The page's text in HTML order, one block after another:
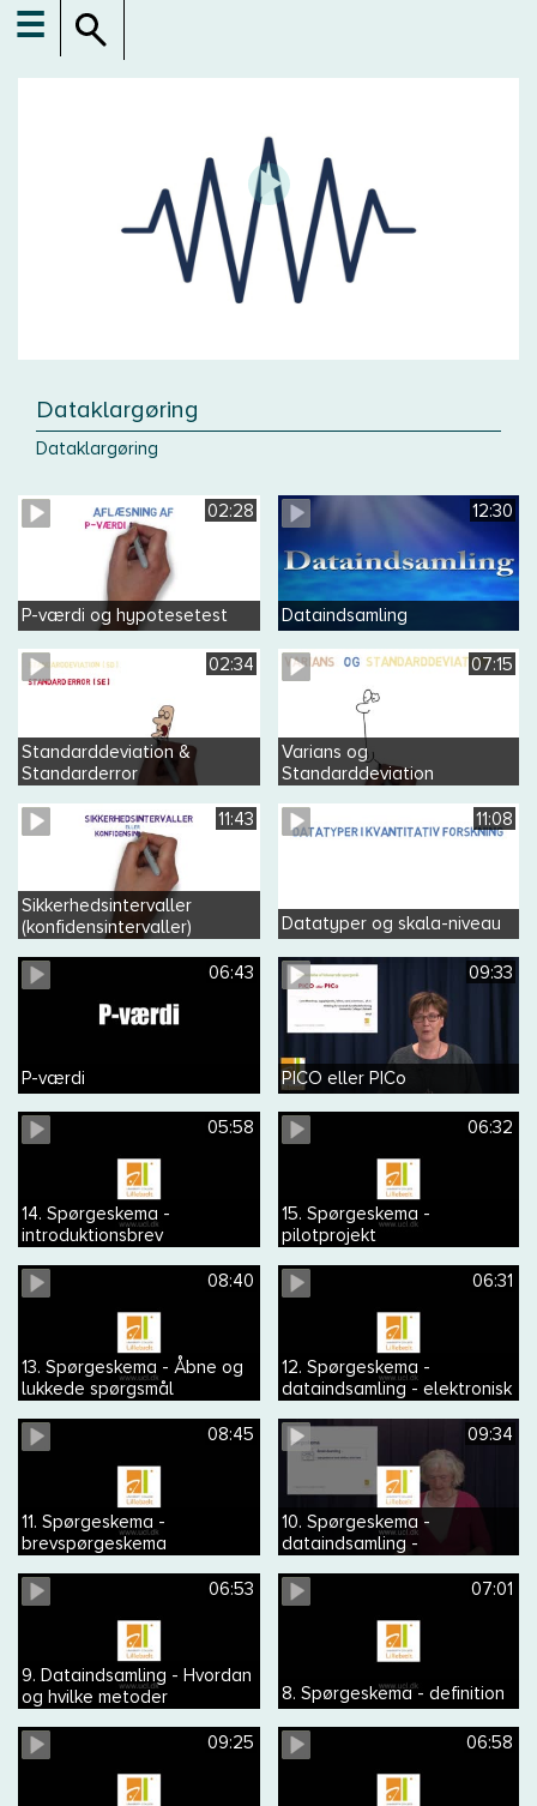
☰
Dataklargøring
Dataklargøring
02:28
P-værdi og hypotesetest
12:30
Dataindsamling
02:34
Standarddeviation &
Standarderror
07:15
Varians og
Standarddeviation
11:43
Sikkerhedsintervaller
(konfidensintervaller)
11:08
Datatyper og skala-niveau
06:43
P-værdi
09:33
PICO eller PICo
05:58
14. Spørgeskema -
introduktionsbrev
06:32
15. Spørgeskema -
pilotprojekt
08:40
13. Spørgeskema - Åbne og
lukkede spørgsmål
06:31
12. Spørgeskema -
dataindsamling - elektronisk
08:45
11. Spørgeskema -
brevspørgeskema
09:34
10. Spørgeskema -
dataindsamling -
telefoninterview
06:53
9. Dataindsamling - Hvordan
og hvilke metoder
07:01
8. Spørgeskema - definition
09:25 06:58